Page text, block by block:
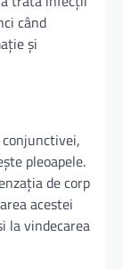
când
și
pleoapele.
de corp
acestei
la vindecarea